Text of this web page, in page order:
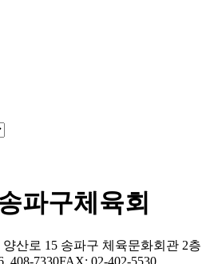
파구체육회
산로 15 송파구 체육문화회관 2층